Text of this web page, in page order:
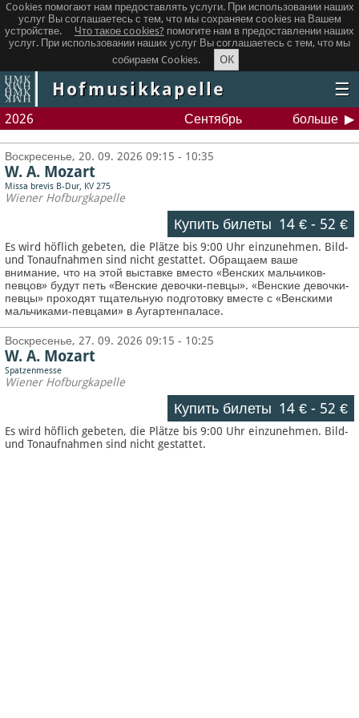
Cookies помогают нам предоставлять услуги. При использовании наших
услуг Вы соглашаетесь с тем, что мы сохраняем сookies на Вашем
устройстве.
Что такое сookies? помогите нам в предоставлении наших
услуг. При использовании наших услуг Вы соглашаетесь с тем, что мы
собираем Cookies.
OK
Hofmusikkapelle ☰
2026 Сентябрь больше
Воскресенье, 20. 09. 2026 09:15 - 10:35
W. A. Mozart
Missa brevis B-Dur, KV 275
Wiener Hofburgkapelle
Купить билеты 14 €- 52 €
Es wird höflich gebeten, die Plätze bis 9:00 Uhr einzunehmen. Bild-
und Tonaufnahmen sind nicht gestattet.Обращаем ваше
внимание, что на этой выставке вместо «Венских мальчиков-
певцов» будут петь «Венские девочки-певцы». «Венские девочки-
певцы» проходят тщательную подготовку вместе с «Венскими
мальчиками-певцами» в Аугартенпаласе.
Воскресенье, 27. 09. 2026 09:15 - 10:25
W. A. Mozart
Spatzenmesse
Wiener Hofburgkapelle
Купить билеты 14 €- 52 €
Es wird höflich gebeten, die Plätze bis 9:00 Uhr einzunehmen. Bild-
und Tonaufnahmen sind nicht gestattet.